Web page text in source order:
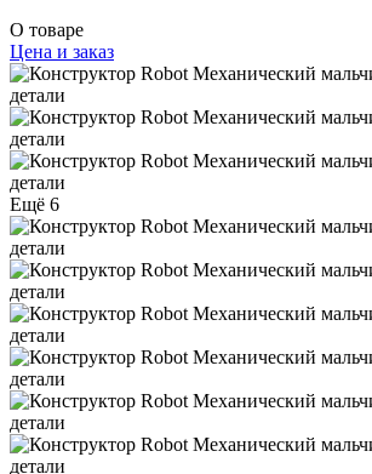
О товаре
Цена и заказ
Ещё 6